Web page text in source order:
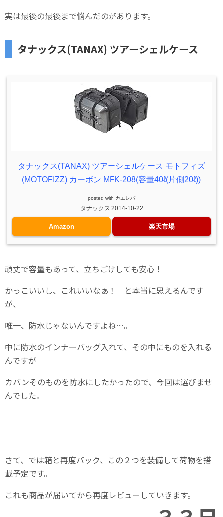
実は最後の最後まで悩んだのがあります。
タナックス(TANAX) ツアーシェルケース
タナックス(TANAX) ツアーシェルケース モトフィズ
(MOTOFIZZ) カーボン MFK-208(容量40ℓ(片側20ℓ))
posted with カエレバ
タナックス 2014-10-22
Amazon 楽天市場
頑丈で容量もあって、立ちごけしても安心！
かっこいいし、これいいなぁ！ と本当に思えるんです
が、
唯一、防水じゃないんですよね…。
中に防水のインナーバッグ入れて、その中にものを入れる
んですが
カバンそのものを防水にしたかったので、今回は選びませ
んでした。
さて、では箱と再度バック、この２つを装備して荷物を搭
載予定です。
これも商品が届いてから再度レビューしていきます。